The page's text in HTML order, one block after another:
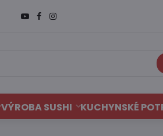
VÝROBA SUSHI KUCHYNSKÉ